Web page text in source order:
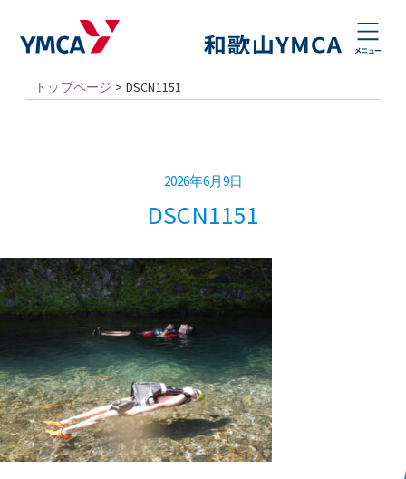
トップページ > DSCN1151
2026年6月9日
DSCN1151